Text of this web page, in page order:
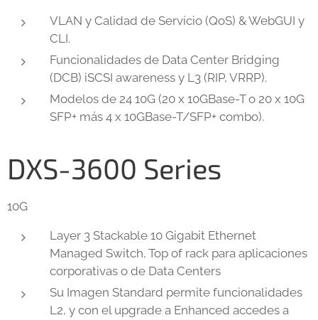
VLAN y Calidad de Servicio (QoS) & WebGUI y
CLI.
Funcionalidades de Data Center Bridging
(DCB) iSCSI awareness y L3 (RIP, VRRP).
Modelos de 24 10G (20 x 10GBase-T o 20 x 10G
SFP+ más 4 x 10GBase-T/SFP+ combo).
DXS-3600 Series
10G
Layer 3 Stackable 10 Gigabit Ethernet
Managed Switch, Top of rack para aplicaciones
corporativas o de Data Centers
Su Imagen Standard permite funcionalidades
L2, y con el upgrade a Enhanced accedes a